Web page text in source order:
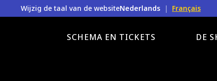
Wijzig de taal van de websiteNederlands | Français
SCHEMA EN TICKETS DE